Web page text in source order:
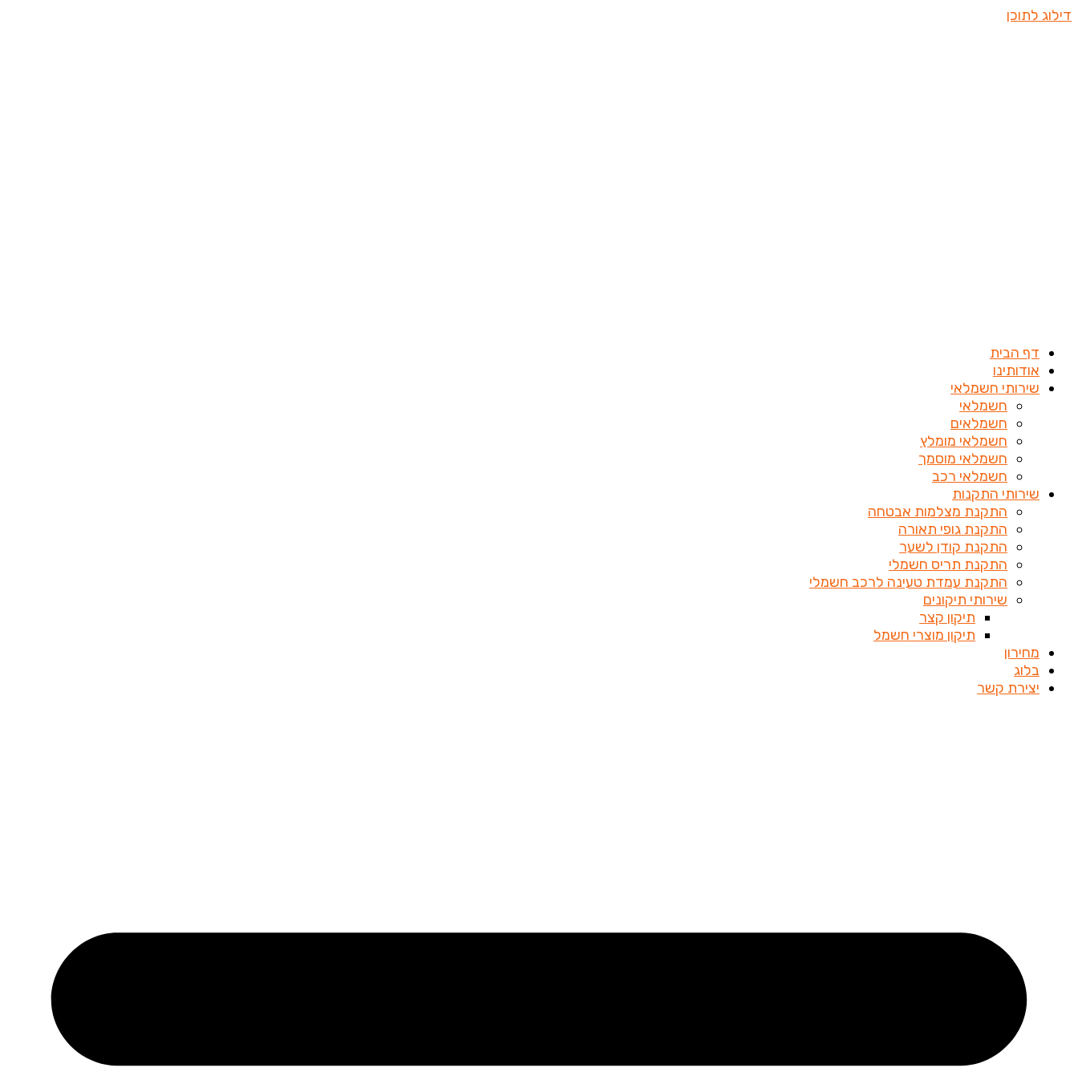
דילוג לתוכן
דף הבית
אודותינו
שירותי חשמלאי
חשמלאי
חשמלאים
חשמלאי מומלץ
חשמלאי מוסמך
חשמלאי רכב
שירותי התקנות
התקנת מצלמות אבטחה
התקנת גופי תאורה
התקנת קודן לשער
התקנת תריס חשמלי
התקנת עמדת טעינה לרכב חשמלי
שירותי תיקונים
תיקון קצר
תיקון מוצרי חשמל
מחירון
בלוג
יצירת קשר